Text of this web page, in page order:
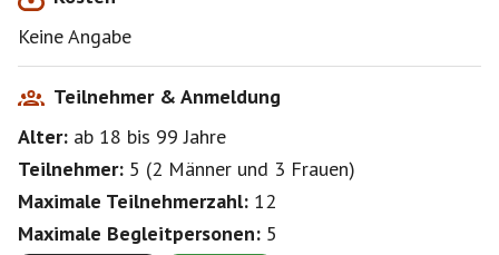
Keine Angabe
Teilnehmer & Anmeldung
Alter: ab 18 bis 99Jahre
Teilnehmer: 5 (2 Männer und 3 Frauen)
Maximale Teilnehmerzahl: 12
Maximale Begleitpersonen: 5